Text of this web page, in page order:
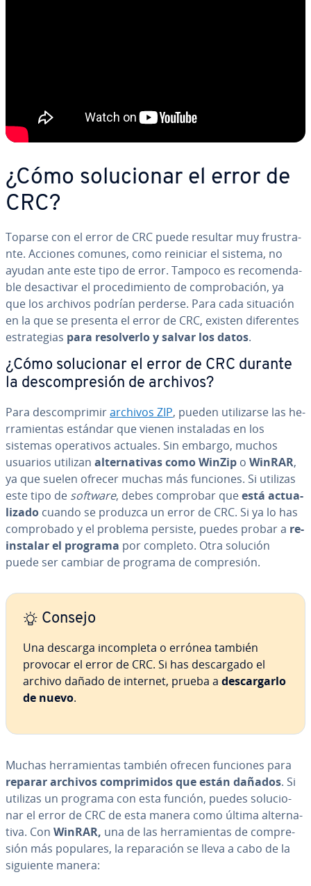
¿Cómo so­lu­cio­nar el error de
CRC?
Toparse con el error de CRC puede resultar muy fru­s­tra­
n­te. Acciones comunes, como reiniciar el sistema, no
ayudan ante este tipo de error. Tampoco es re­co­me­n­da­
ble des­ac­ti­var el pro­ce­di­mie­n­to de co­m­pro­ba­ción, ya
que los archivos podrían perderse. Para cada situación
en la que se presenta el error de CRC, existen di­fe­re­n­tes
es­tra­te­gias para re­so­l­ve­r­lo y salvar los datos.
¿Cómo so­lu­cio­nar el error de CRC durante
la de­s­co­m­pre­sión de archivos?
Para de­s­co­m­pri­mirarchivos ZIP, pueden uti­li­zar­se las he­
rra­mie­n­tas estándar que vienen in­s­ta­la­das en los
sistemas ope­ra­ti­vos actuales. Sin embargo, muchos
usuarios utilizan al­te­r­na­ti­vas comoWinZip o WinRAR,
ya que suelen ofrecer muchas más funciones. Si utilizas
este tipo de software, debes comprobar queestá ac­tua­
li­za­do cuando se produzca un error de CRC. Si ya lo has
co­m­pro­ba­do y el problema persiste, puedes probar a re­
in­s­ta­lar el programa por completo. Otra solución
puede ser cambiar de programa de co­m­pre­sión.
Consejo
Una descarga in­co­m­ple­ta o errónea también
provocar el error de CRC. Si has de­s­ca­r­ga­do el
archivo dañado de internet, prueba a de­s­ca­r­gar­lo
de nuevo.
Muchas he­rra­mie­n­tas también ofrecen funciones para
reparar archivos co­m­pri­mi­dos que están dañados. Si
utilizas un programa con esta función, puedes so­lu­cio­
nar el error de CRC de esta manera como última al­te­r­na­
ti­va. Con WinRAR, una de las he­rra­mie­n­tas de co­m­pre­
sión más populares, la re­pa­ra­ción se lleva a cabo de la
siguiente manera: